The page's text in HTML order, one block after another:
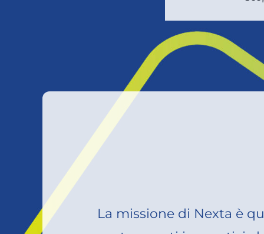
La missione di Nexta è